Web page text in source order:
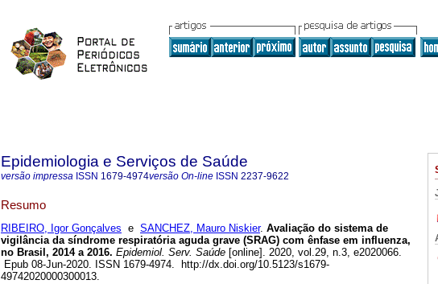
Epidemiologia e Serviços de Saúde
versão impressa ISSN 1679-4974versão On-line ISSN 2237-9622
Resumo
RIBEIRO, Igor Gonçalves e SANCHEZ, Mauro Niskier. Avaliação do sistema de
vigilância da síndrome respiratória aguda grave (SRAG) com ênfase em influenza,
no Brasil, 2014 a 2016. Epidemiol. Serv. Saúde [online]. 2020, vol.29, n.3, e2020066.
Epub 08-Jun-2020. ISSN 1679-4974. http://dx.doi.org/10.5123/s1679-
49742020000300013.